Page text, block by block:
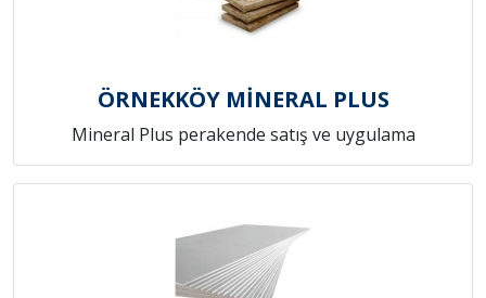
ÖRNEKKÖY MİNERAL PLUS
Mineral Plus perakende satış ve uygulama